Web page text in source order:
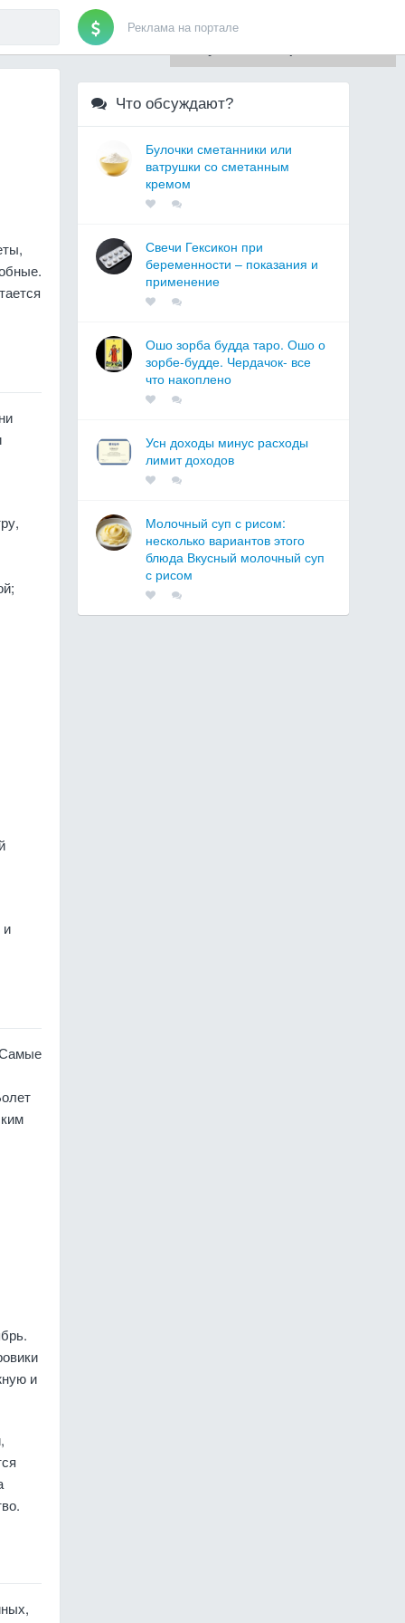
Реклама на портале
и
Самые
и
Что обсуждают?
Булочки сметанники или
ватрушки со сметанным
кремом
Свечи Гексикон при
беременности – показания и
применение
Ошо зорба будда таро. Ошо о
зорбе-будде. Чердачок- все
что накоплено
Усн доходы минус расходы
лимит доходов
Молочный суп с рисом:
несколько вариантов этого
блюда Вкусный молочный суп
с рисом
Для любых предложений по